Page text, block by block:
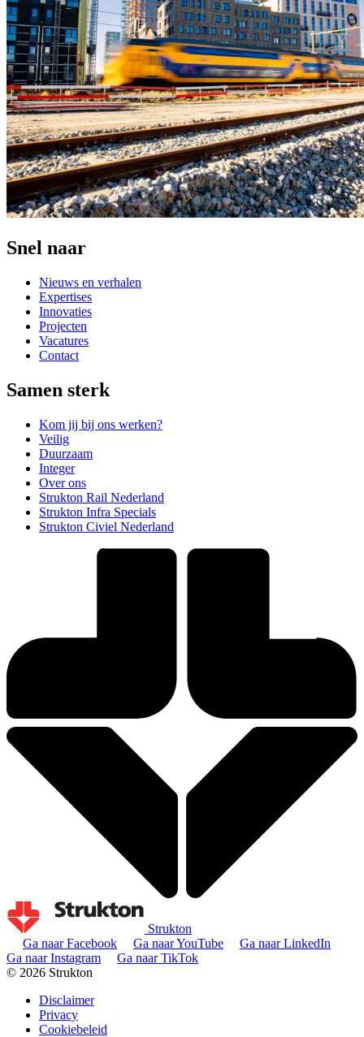
Snel naar
Nieuws en verhalen
Expertises
Innovaties
Projecten
Vacatures
Contact
Samen sterk
Kom jij bij ons werken?
Veilig
Duurzaam
Integer
Over ons
Strukton Rail Nederland
Strukton Infra Specials
Strukton Civiel Nederland
Strukton
Ga naar Facebook
Ga naar YouTube
Ga naar LinkedIn
Ga naar Instagram
Ga naar TikTok
© 2026 Strukton
Disclaimer
Privacy
Cookiebeleid